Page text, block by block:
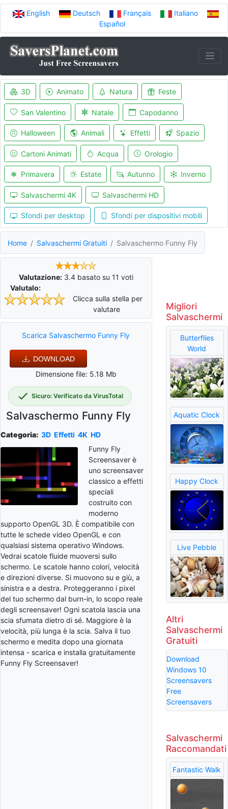
English Deutsch Français
Italiano
Español
3D Animato Natura Feste
San Valentino Natale Capodanno
Halloween Animali Effetti Spazio
Cartoni Animati Acqua Orologio
Primavera Estate Autunno Inverno
Salvaschermi 4K Salvaschermi HD
Sfondi per desktop Sfondi per dispositivi mobili
Home Salvaschermi Gratuiti Salvaschermo Funny Fly
Valutazione: 3.4basato su 11 voti
Valutalo:
Clicca sulla stella per
valutare
Scarica Salvaschermo Funny Fly
DOWNLOAD
Dimensione file: 5.18 Mb
Sicuro: Verificato da VirusTotal
Salvaschermo Funny Fly
Categoria: 3D Effetti 4K HD
Funny Fly
Screensaver è
uno screensaver
classico a effetti
speciali
costruito con
moderno
supporto OpenGL 3D. È compatibile con
tutte le schede video OpenGL e con
qualsiasi sistema operativo Windows.
Vedrai scatole fluide muoversi sullo
schermo. Le scatole hanno colori, velocità
e direzioni diverse. Si muovono su e giù, a
sinistra e a destra. Proteggeranno i pixel
del tuo schermo dal burn-in, lo scopo reale
degli screensaver! Ogni scatola lascia una
scia sfumata dietro di sé. Maggiore è la
velocità, più lunga è la scia. Salva il tuo
schermo e medita dopo una giornata
intensa - scarica e installa gratuitamente
Funny Fly Screensaver!
Migliori
Salvaschermi
Butterflies
World
Aquatic Clock
Happy Clock
Live Pebble
Altri
Salvaschermi
Gratuiti
Download
Windows 10
Screensavers
Free
Screensavers
Salvaschermi
Raccomandati
Fantastic Walk